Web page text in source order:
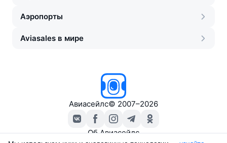
Аэропорты
Aviasales в мире
Авиасейлс© 2007–2026
Об Авиасейлс